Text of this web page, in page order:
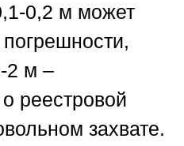
0,2 м может
2 м –
реестровой
захвате.